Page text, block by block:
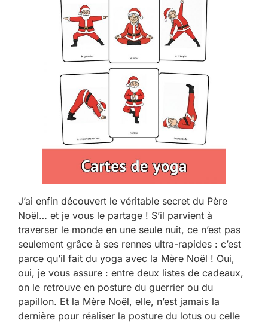
J’ai enfin découvert le véritable secret du Père
Noël… et je vous le partage ! S’il parvient à
traverser le monde en une seule nuit, ce n’est pas
seulement grâce à ses rennes ultra-rapides : c’est
parce qu’il fait du yoga avec la Mère Noël ! Oui,
oui, je vous assure : entre deux listes de cadeaux,
on le retrouve en posture du guerrier ou du
papillon. Et la Mère Noël, elle, n’est jamais la
dernière pour réaliser la posture du lotus ou celle